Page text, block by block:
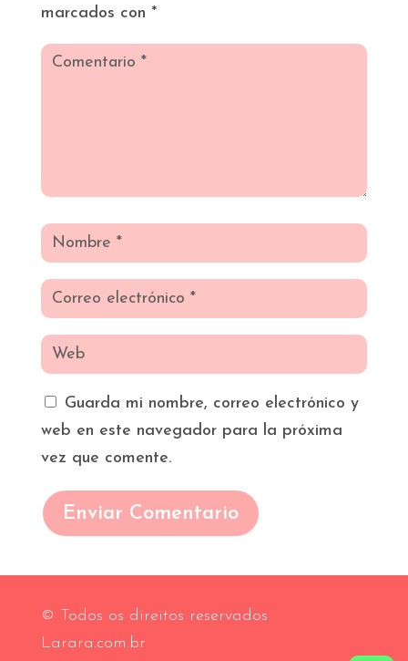
marcados con *
Guarda mi nombre, correo electrónico y
web en este navegador para la próxima
vez que comente.
Enviar Comentario
© Todos os direitos reservados
Larara.com.br